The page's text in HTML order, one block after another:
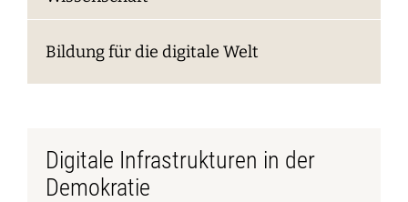
Bildung für die digitale Welt
Digitale Infrastrukturen in der
Demokratie